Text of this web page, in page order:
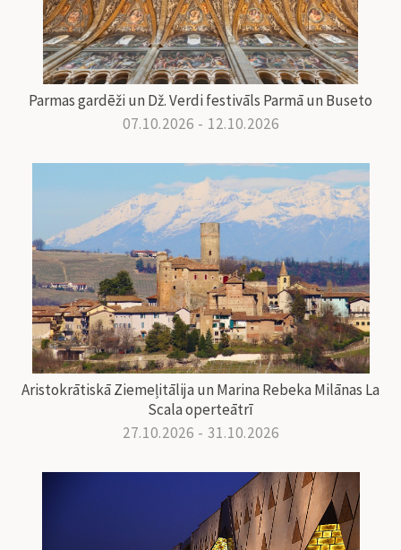
Parmas gardēži un Dž. Verdi festivāls Parmā un Buseto
07.10.2026 - 12.10.2026
Aristokrātiskā Ziemeļitālija un Marina Rebeka Milānas La
Scala operteātrī
27.10.2026 - 31.10.2026